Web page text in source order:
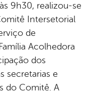
9h30, realizou-se
Intersetorial
de
Acolhedora
dos
secretarias e
do Comitê. A